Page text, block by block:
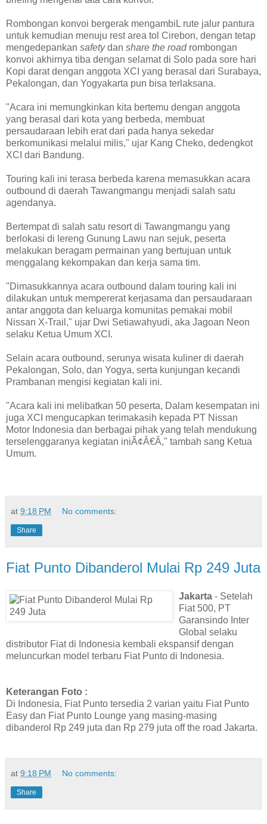
Rombongan konvoi bergerak mengambiL rute jalur pantura
untuk kemudian menuju rest area tol Cirebon, dengan tetap
mengedepankan safetydan share the road rombongan
konvoi akhirnya tiba dengan selamat di Solo pada sore hari
Kopi darat dengan anggota XCI yang berasal dari Surabaya,
Pekalongan, dan Yogyakarta pun bisa terlaksana.
"Acara ini memungkinkan kita bertemu dengan anggota
yang berasal dari kota yang berbeda, membuat
persaudaraan lebih erat dari pada hanya sekedar
berkomunikasi melalui milis," ujar Kang Cheko, dedengkot
XCI dari Bandung.
Touring kali ini terasa berbeda karena memasukkan acara
outbound di daerah Tawangmangu menjadi salah satu
agendanya.
Bertempat di salah satu resort di Tawangmangu yang
berlokasi di lereng Gunung Lawu nan sejuk, peserta
melakukan beragam permainan yang bertujuan untuk
menggalang kekompakan dan kerja sama tim.
"Dimasukkannya acara outbound dalam touring kali ini
dilakukan untuk mempererat kerjasama dan persaudaraan
antar anggota dan keluarga komunitas pemakai mobil
Nissan X-Trail," ujar Dwi Setiawahyudi, aka Jagoan Neon
selaku Ketua Umum XCI.
Selain acara outbound, serunya wisata kuliner di daerah
Pekalongan, Solo, dan Yogya, serta kunjungan kecandi
Prambanan mengisi kegiatan kali ini.
"Acara kali ini melibatkan 50 peserta, Dalam kesempatan ini
juga XCI mengucapkan terimakasih kepada PT Nissan
Motor Indonesia dan berbagai pihak yang telah mendukung
terselenggaranya kegiatan iniÃ¢Â€Â," tambah sang Ketua
Umum.
at 9:18 PM No comments:
Share
Fiat Punto Dibanderol Mulai Rp 249 Juta
Jakarta - Setelah
Fiat 500, PT
Garansindo Inter
Global selaku
distributor Fiat di Indonesia kembali ekspansif dengan
meluncurkan model terbaru Fiat Punto di Indonesia.
Keterangan Foto :
Di Indonesia, Fiat Punto tersedia 2 varian yaitu Fiat Punto
Easy dan Fiat Punto Lounge yang masing-masing
dibanderol Rp 249 juta dan Rp 279 juta off the road Jakarta.
at 9:18 PM No comments:
Share